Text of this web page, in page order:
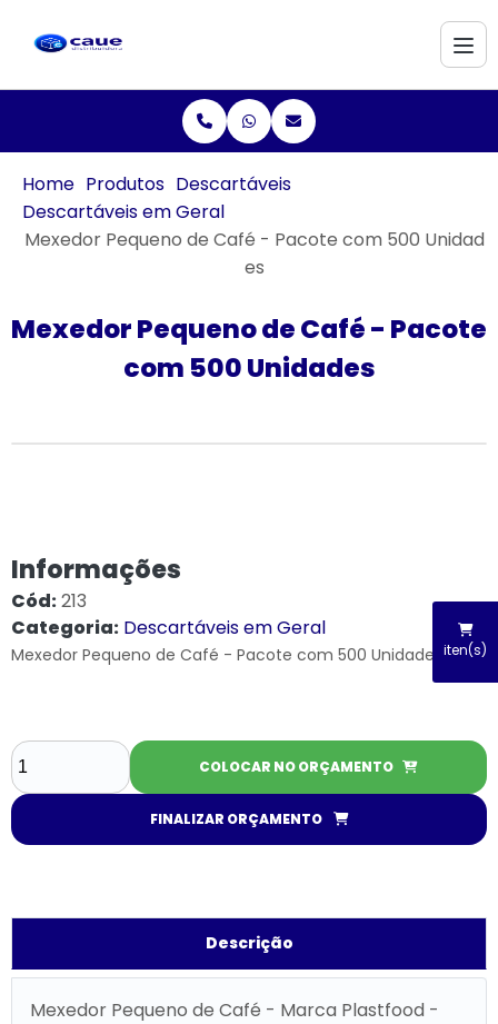
iten(s)
Home Produtos Descartáveis
Descartáveis em Geral
Mexedor Pequeno de Café - Pacote com 500 Unidad
es
Mexedor Pequeno de Café - Pacote
com 500 Unidades
Informações
Cód:213
Categoria: Descartáveis em Geral
Mexedor Pequeno de Café - Pacote com 500 Unidades
COLOCAR NO ORÇAMENTO
FINALIZAR ORÇAMENTO
Descrição
Mexedor Pequeno de Café - Marca Plastfood -